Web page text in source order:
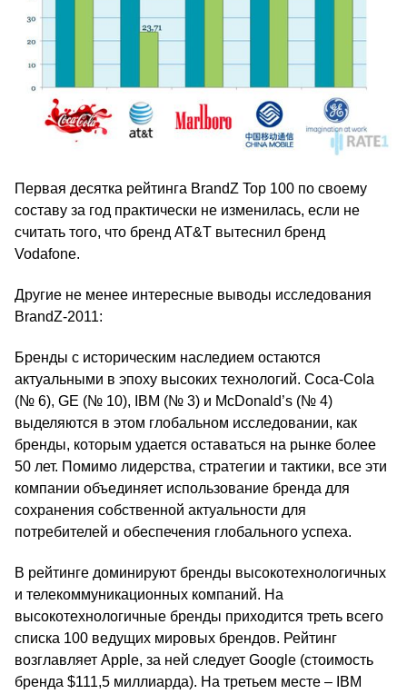
Первая десятка рейтинга BrandZ Top 100 по своему
составу за год практически не изменилась, если не
считать того, что бренд AT&T вытеснил бренд
Vodafone.
Другие не менее интересные выводы исследования
BrandZ-2011:
Бренды с историческим наследием остаются
актуальными в эпоху высоких технологий. Coca-Cola
(№ 6), GE (№ 10), IBM (№ 3) и McDonald’s (№ 4)
выделяются в этом глобальном исследовании, как
бренды, которым удается оставаться на рынке более
50 лет. Помимо лидерства, стратегии и тактики, все эти
компании объединяет использование бренда для
сохранения собственной актуальности для
потребителей и обеспечения глобального успеха.
В рейтинге доминируют бренды высокотехнологичных
и телекоммуникационных компаний. На
высокотехнологичные бренды приходится треть всего
списка 100 ведущих мировых брендов. Рейтинг
возглавляет Apple, за ней следует Google (стоимость
бренда $111,5 миллиарда). На третьем месте – IBM